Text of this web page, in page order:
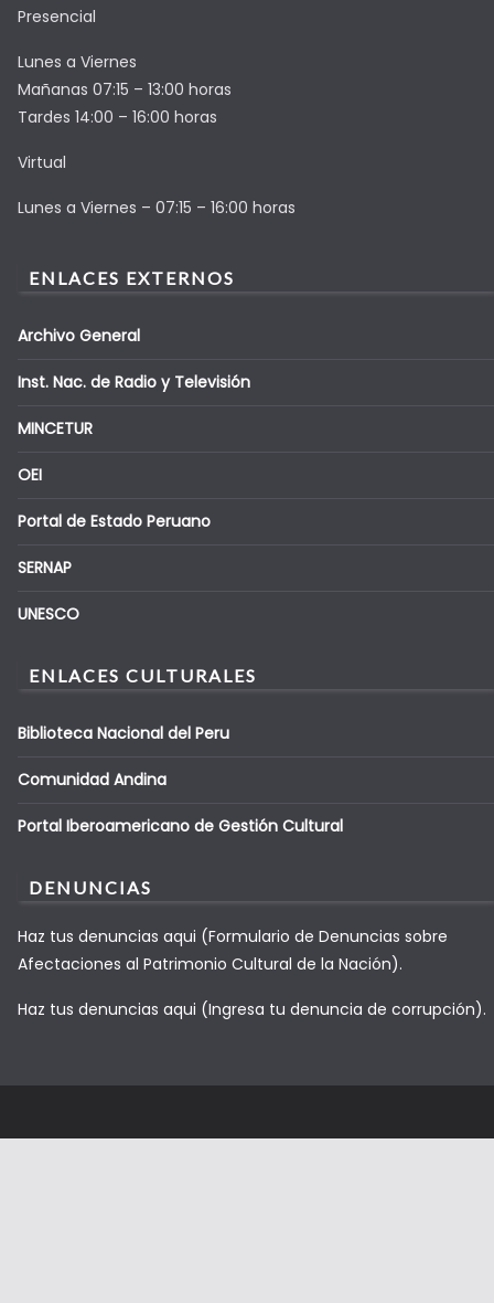
Presencial
Lunes a Viernes
Mañanas 07:15 – 13:00 horas
Tardes 14:00 – 16:00 horas
Virtual
Lunes a Viernes – 07:15 – 16:00 horas
ENLACES EXTERNOS
Archivo General
Inst. Nac. de Radio y Televisión
MINCETUR
OEI
Portal de Estado Peruano
SERNAP
UNESCO
ENLACES CULTURALES
Biblioteca Nacional del Peru
Comunidad Andina
Portal Iberoamericano de Gestión Cultural
DENUNCIAS
Haz tus denuncias aqui (Formulario de Denuncias sobre
Afectaciones al Patrimonio Cultural de la Nación).
Haz tus denuncias aqui (Ingresa tu denuncia de corrupción).